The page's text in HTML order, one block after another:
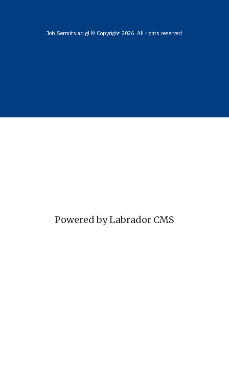
Job.Sermitsiaq.gl © Copyright 2026. All rights reserved.
Powered by Labrador CMS